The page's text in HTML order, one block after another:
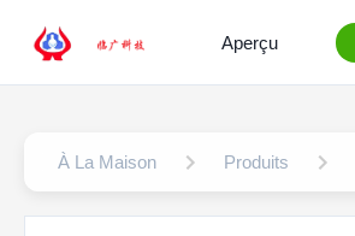
Aperçu
À La Maison Produits